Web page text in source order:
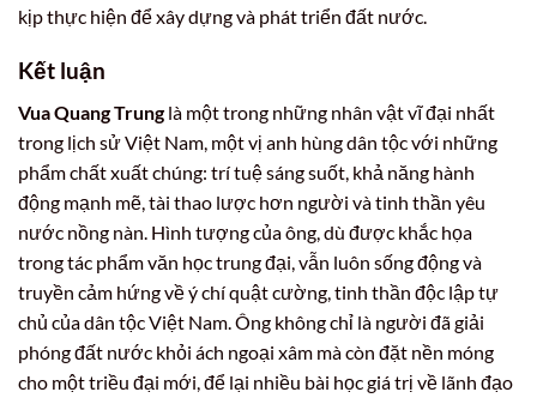
kịp thực hiện để xây dựng và phát triển đất nước.
Kết luận
Vua Quang Trunglà một trong những nhân vật vĩ đại nhất
trong lịch sử Việt Nam, một vị anh hùng dân tộc với những
phẩm chất xuất chúng: trí tuệ sáng suốt, khả năng hành
động mạnh mẽ, tài thao lược hơn người và tinh thần yêu
nước nồng nàn. Hình tượng của ông, dù được khắc họa
trong tác phẩm văn học trung đại, vẫn luôn sống động và
truyền cảm hứng về ý chí quật cường, tinh thần độc lập tự
chủ của dân tộc Việt Nam. Ông không chỉ là người đã giải
phóng đất nước khỏi ách ngoại xâm mà còn đặt nền móng
cho một triều đại mới, để lại nhiều bài học giá trị về lãnh đạo